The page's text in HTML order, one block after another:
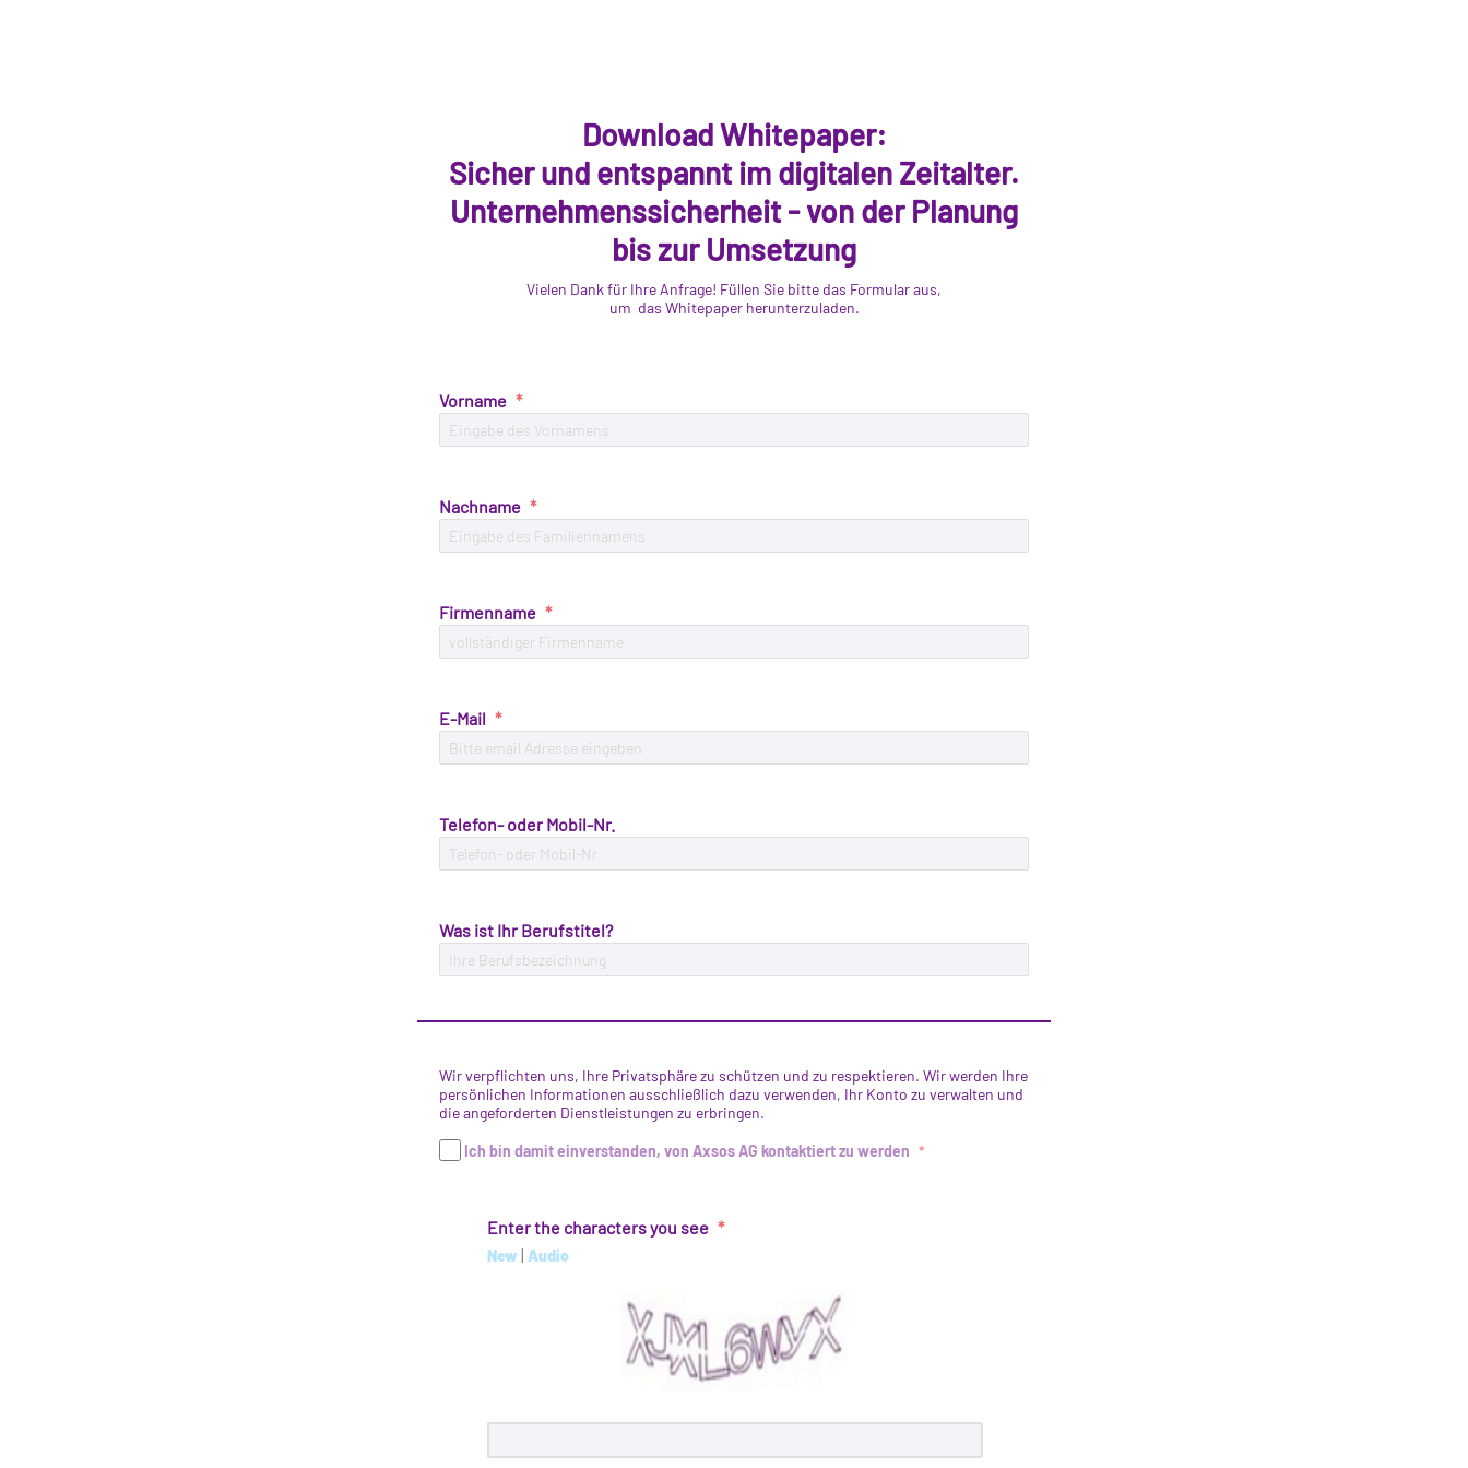
Download Whitepaper:
Sicher und entspannt im digitalen Zeitalter.
Unternehmenssicherheit - von der Planung
bis zur Umsetzung
Vielen Dank für Ihre Anfrage! Füllen Sie bitte das Formular aus,
um das Whitepaper herunterzuladen.
Vorname
Nachname
Firmenname
E-Mail
Telefon- oder Mobil-Nr.
Was ist Ihr Berufstitel?
Wir verpflichten uns, Ihre Privatsphäre zu schützen und zu respektieren. Wir werden Ihre
persönlichen Informationen ausschließlich dazu verwenden, Ihr Konto zu verwalten und
die angeforderten Dienstleistungen zu erbringen.
Ich bin damit einverstanden, von Axsos AG kontaktiert zu werden
Enter the characters you see
New | Audio